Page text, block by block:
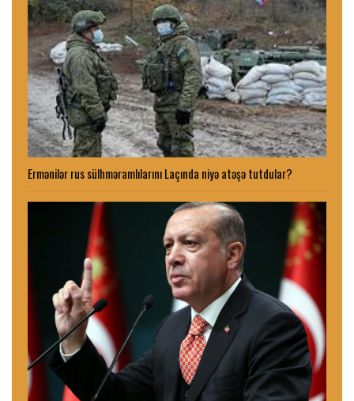
Ermənilər rus sülhməramlılarını Laçında niyə atəşə tutdular?